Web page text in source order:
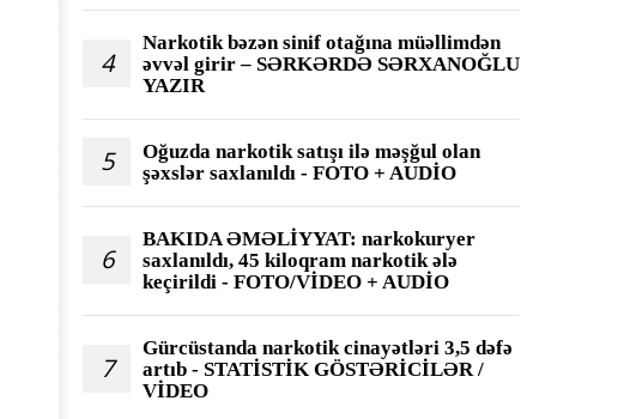
4
Narkotik bəzən sinif otağına müəllimdən
əvvəl girir – SƏRKƏRDƏ SƏRXANOĞLU
YAZIR
5
Oğuzda narkotik satışı ilə məşğul olan
şəxslər saxlanıldı - FOTO + AUDİO
6
BAKIDA ƏMƏLİYYAT: narkokuryer
saxlanıldı, 45 kiloqram narkotik ələ
keçirildi - FOTO/VİDEO + AUDİO
7
Gürcüstanda narkotik cinayətləri 3,5 dəfə
artıb - STATİSTİK GÖSTƏRİCİLƏR /
VİDEO